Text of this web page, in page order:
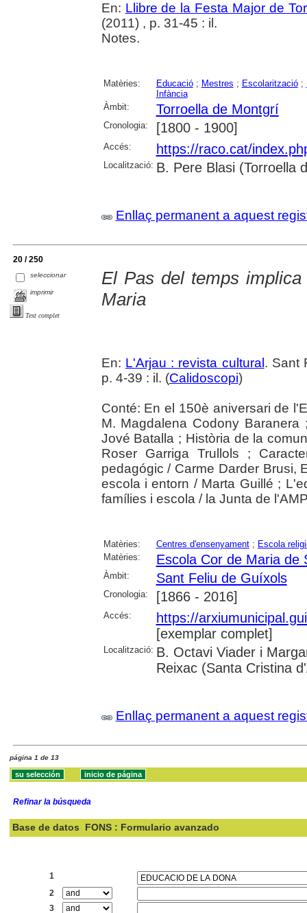
En: Llibre de la Festa Major de
(2011) , p. 31-45 : il.
Notes.
Matèries: Educació; Mestres ; Escolarització;
Infància
Àmbit:
Torroella de Montgrí
Cronologia: [1800 - 1900]
Accés: https://raco.cat/
Localització: B. Pere Blasi (Torroella
Enllaç permanent a aquest
20 / 250
seleccionar
imprimir
Text complet
El Pas del temps
Maria
En: L'Arjau : revista cultural . Sant
p. 4-39 : il. (Calidoscopi)
Conté: En el 150è aniversari de
M. Magdalena Codony
Jové Batalla ; Història de la
Roser Garriga Trullols ;
pedagógic / Carme Darder Brusi,
escola i entorn / Marta Guillé ;
famílies i escola / la Junta de
Matèries: Centres d'ensenyament; Escola
Matèries:
Escola Cor de Maria de
Àmbit: Sant Feliu de Guíxols
Cronologia: [1866 - 2016]
Accés:
https://
[exemplar complet]
Localització: B. Octavi Viader i
Reixac (Santa Cristina
Enllaç permanent a aquest
página 1 de 13
Refinar la búsqueda
Base de datos FONS : Formulario avanzado
1
2
3